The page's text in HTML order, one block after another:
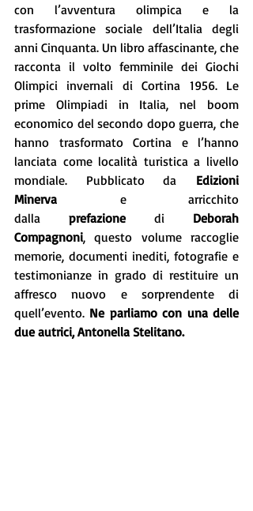
con l’avventura olimpica e la
trasformazione sociale dell’Italia degli
anni Cinquanta. Un libro affascinante, che
racconta il volto femminile dei Giochi
Olimpici invernali di Cortina 1956. Le
prime Olimpiadi in Italia, nel boom
economico del secondo dopo guerra, che
hanno trasformato Cortina e l’hanno
lanciata come località turistica a livello
mondiale. Pubblicato da Edizioni
Minerva e arricchito
dalla prefazione di Deborah
Compagnoni, questo volume raccoglie
memorie, documenti inediti, fotografie e
testimonianze in grado di restituire un
affresco nuovo e sorprendente di
quell’evento. Ne parliamo con una delle
due autrici, Antonella Stelitano.